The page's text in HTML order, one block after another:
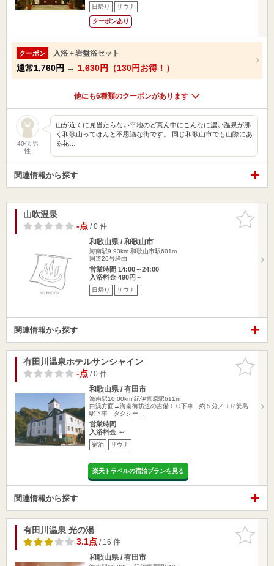
日帰り サウナ
クーポンあり
クーポン 入浴＋岩盤浴セット
通常1,760円 → 1,630円（130円お得！）
他にも6種類のクーポンがあります
40代 男
性
山が近くに見当たらない平地のど真ん中にこんなに濃い温泉が沸
く和歌山ってほんと不思議な街です。 同じ和歌山市でも山際にあ
る花…
関連情報から探す
お気に入
りに追加
山吹温泉
-点/ 0 件
和歌山県 / 和歌山市
海南駅9.93km 和歌山市駅601m
国道26号経由
営業時間 14:00～24:00
入浴料金 490円～
日帰り サウナ
関連情報から探す
お気に入
りに追加
有田川温泉ホテルサンシャイン
-点/ 0 件
和歌山県 / 有田市
海南駅10.00km 紀伊宮原駅611m
白浜方面→海南御坊道の吉備ＩＣ下車 約５分／ＪＲ箕島
駅下車 タクシー…
営業時間
入浴料金 ～
宿泊 サウナ
楽天トラベルの宿泊プランを見る
関連情報から探す
お気に入
りに追加
有田川温泉 光の湯
3.1点/ 16 件
和歌山県 / 有田市